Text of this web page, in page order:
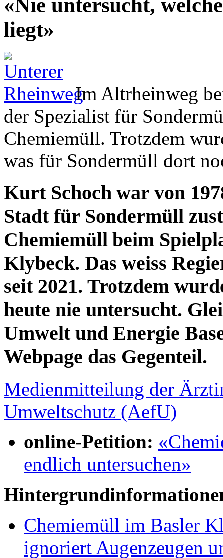
«Nie untersucht,
liegt»
Im Altrheinweg
der Spezialist für
Chemiemüll. Trotzdem
was für Sondermüll dort
Kurt Schoch war von
Stadt für Sondermüll
Chemiemüll beim
Klybeck. Das weiss
seit 2021. Trotzdem
heute nie untersucht.
Umwelt und Energie
Webpage das Gegenteil.
Medienmitteilung der
Umweltschutz (AefU)
online-Petition:
endlich untersuchen»
Chemiemüll im Basler
ignoriert Augenzeugen